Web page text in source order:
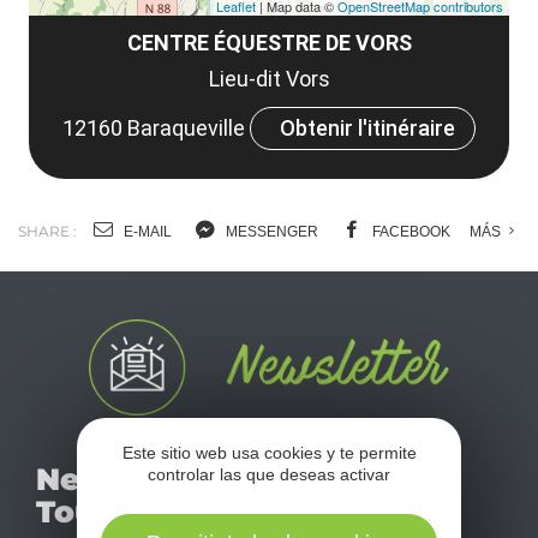
CENTRE ÉQUESTRE DE VORS
Lieu-dit Vors
12160 Baraqueville
Obtenir l'itinéraire
Leaflet | Map data ©OpenStreetMap contributors
SHARE : E-MAIL MESSENGER FACEBOOK MÁS
Newsletter
Tourismo
No se pierda nuestro
mensual newsletter y
déjese inspirar para
Este sitio web usa cookies y te permite
controlar las que deseas activar